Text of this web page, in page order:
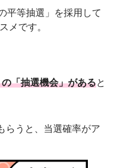
平等抽選」を採用して
メです。
「抽選機会」があると
らうと、当選確率がア